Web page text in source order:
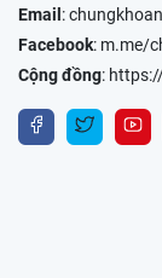
Email :
Facebook: m.me/
Cộng đồng: